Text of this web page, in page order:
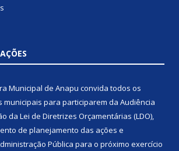
Municipal de Anapu convida todos os
municipais para participarem da Audiência
da Lei de Diretrizes Orçamentárias (LDO),
de planejamento das ações e
Pública para o próximo exercício